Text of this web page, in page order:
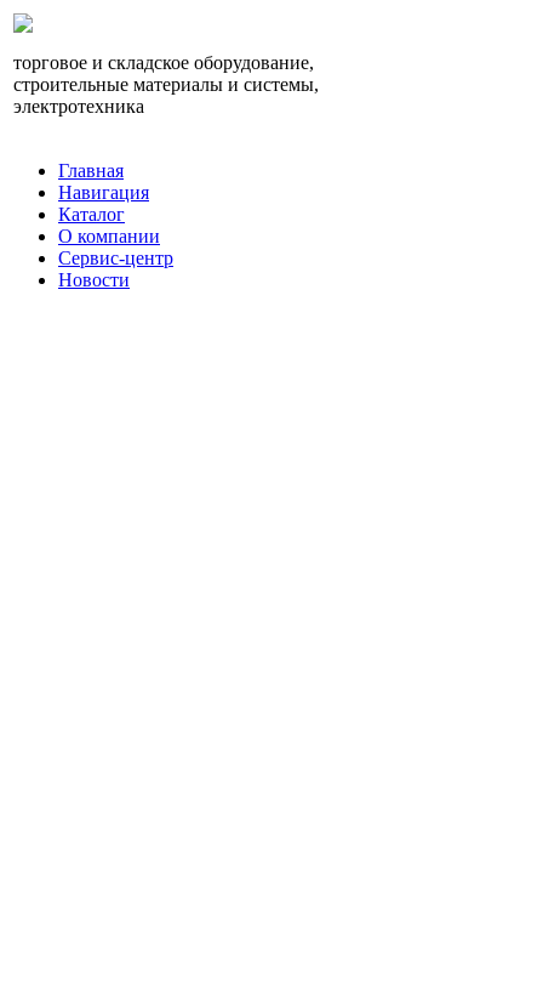
торговое и складское оборудование,
строительные материалы и системы,
электротехника
Главная
Навигация
Каталог
О компании
Сервис-центр
Новости